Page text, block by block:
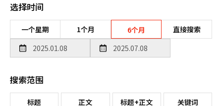
选择时间
一个星期 1个月 6个月 直接搜索
搜索范围
标题 正文 标题+正文 关键词